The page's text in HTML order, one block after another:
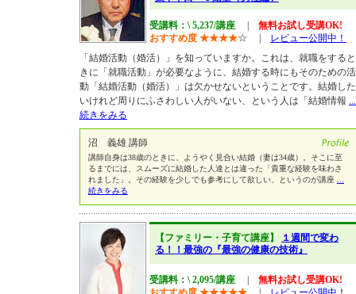
受講料：\ 5,237/講座
無料お試し受講OK!
おすすめ度 ★★★★☆
レビュー公開中！
「結婚活動（婚活）」を知っていますか。これは、就職をすると
きに「就職活動」が必要なように、結婚する時にもそのための活
動「結婚活動（婚活）」は欠かせないということです。結婚した
いけれど周りにふさわしい人がいない、という人は「結婚情報 ...
続きをみる
沼 義雄 講師
講師自身は38歳のときに、ようやく見合い結婚（妻は34歳）。そこに至
るまでには、スムーズに結婚した人達とは違った「貴重な経験を味わさ
れました」。その経験を少しでも参考にして欲しい、というのが講座
続きをみる
【ファミリー・子育て講座】
１週間で変わ
る！！最強の『最強の健康の技術』
受講料：\ 2,095/講座
無料お試し受講OK!